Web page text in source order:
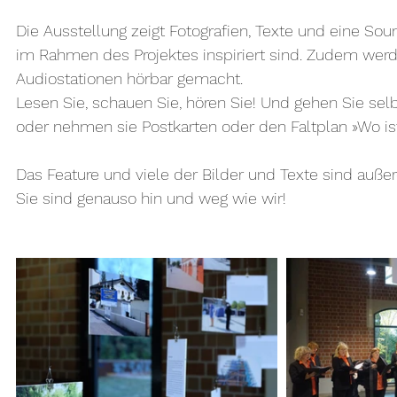
Die Ausstellung zeigt Fotografien, Texte und eine
im Rahmen des Projektes inspiriert sind. Zudem
Audiostationen hörbar gemacht.
Lesen Sie, schauen Sie, hören Sie! Und gehen Sie
oder nehmen sie Postkarten oder den Faltplan »Wo
Das Feature und viele der Bilder und Texte sind
Sie sind genauso hin und weg wie wir!